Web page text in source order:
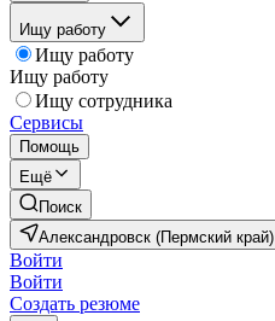
Ищу работу
Ищу работу
Ищу работу
Ищу сотрудника
Сервисы
Помощь
Ещё
Поиск
Александровск (Пермский край)
Войти
Войти
Создать резюме